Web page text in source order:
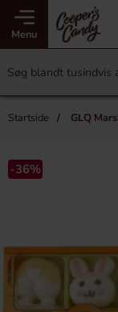
Menu
Startside GLQ
-36%